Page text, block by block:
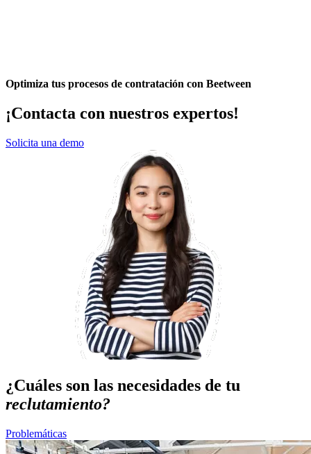
Optimiza tus procesos de contratación con Beetween
¡Contacta con nuestros expertos!
Solicita una demo
¿Cuáles son las necesidades de tu
reclutamiento?
Problemáticas